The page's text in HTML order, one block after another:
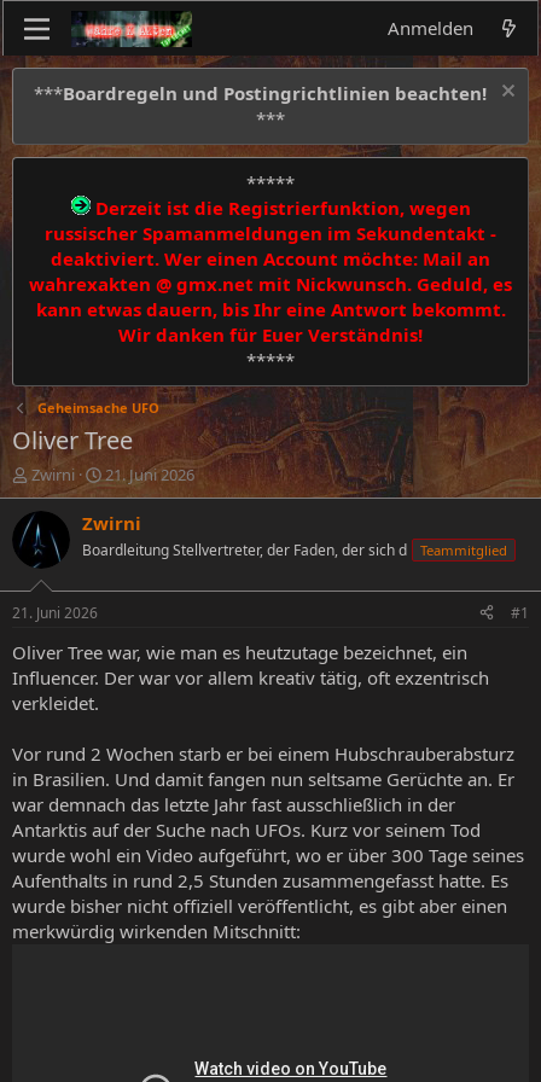
Anmelden
***Boardregeln und Postingrichtlinien beachten!
***
*****
Derzeit ist die Registrierfunktion, wegen
russischer Spamanmeldungen im Sekundentakt -
deaktiviert. Wer einen Account möchte: Mail an
wahrexakten @ gmx.net mit Nickwunsch. Geduld, es
kann etwas dauern, bis Ihr eine Antwort bekommt.
Wir danken für Euer Verständnis!
*****
Geheimsache UFO
Oliver Tree
E
r
s
t
e
l
e
r
Zwirni
E
r
s
e
a
m
21. Juni 2026
Zwirni
Boardleitung Stellvertreter, der Faden, der sich d Teammitglied
21. Juni 2026 #1
Oliver Tree war, wie man es heutzutage bezeichnet, ein
Influencer. Der war vor allem kreativ tätig, oft exzentrisch
verkleidet.
Vor rund 2 Wochen starb er bei einem Hubschrauberabsturz
in Brasilien. Und damit fangen nun seltsame Gerüchte an. Er
war demnach das letzte Jahr fast ausschließlich in der
Antarktis auf der Suche nach UFOs. Kurz vor seinem Tod
wurde wohl ein Video aufgeführt, wo er über 300 Tage seines
Aufenthalts in rund 2,5 Stunden zusammengefasst hatte. Es
wurde bisher nicht offiziell veröffentlicht, es gibt aber einen
merkwürdig wirkenden Mitschnitt: